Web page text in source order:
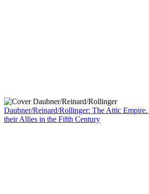
Daubner/Reinard/Rollinger: The Attic Empire.
their Allies in the Fifth Century